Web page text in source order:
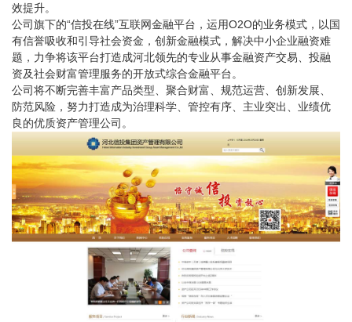
效提升。
公司旗下的“信投在线”互联网金融平台，运用O2O的业务模式，以国
有信誉吸收和引导社会资金，创新金融模式，解决中小企业融资难
题，力争将该平台打造成河北领先的专业从事金融资产交易、投融
资及社会财富管理服务的开放式综合金融平台。
公司将不断完善丰富产品类型、聚合财富、规范运营、创新发展、
防范风险，努力打造成为治理科学、管控有序、主业突出、业绩优
良的优质资产管理公司。